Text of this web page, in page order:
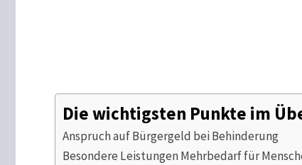
Die wichtigsten Punkte im
Anspruch auf Bürgergeld bei Behinderung
Besondere Leistungen Mehrbedarf für